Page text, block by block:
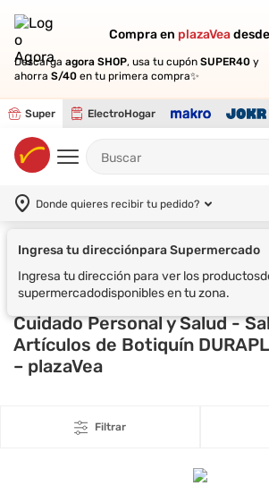
Compra en plazaVea
Descarga agora SHOP, usa tu cupón SUPER40 y
ahorra S/40 en tu primera compra✨
Super ElectroHogar
Compra en plazaVea
Descarga agora SHOP, usa tu cupón SUPER40 y
ahorra S/40 en tu primera compra✨
Donde quieres recibir tu pedido?
Ingresa tu direcciónpara Supermercado
Ingresa tu dirección para ver los productos
supermercadodisponibles en tu zona.
Supermercado Cuidado Personal y
Cuidado Personal y Salud -
Artículos de Botiquín
– plazaVea
Filtrar